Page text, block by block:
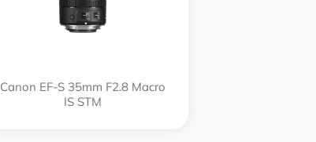
Canon EF-S 35mm F2.8 Macro
IS STM